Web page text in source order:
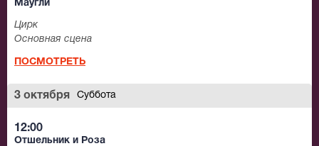
Маугли
Цирк
Основная сцена
ПОСМОТРЕТЬ
3 октября Суббота
12:00
Отшельник и Роза